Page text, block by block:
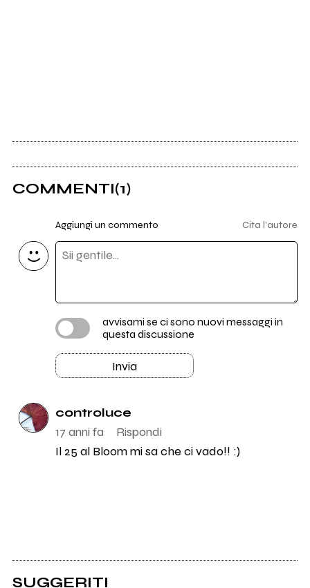
COMMENTI(1)
Aggiungi un commento Cita l'autore
avvisami se ci sono nuovi messaggi in
questa discussione
Invia
controluce
17 anni fa
Rispondi
Il 25 al Bloom mi sa che ci vado!! :)
SUGGERITI